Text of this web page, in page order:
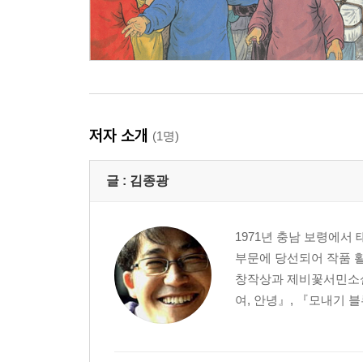
저자 소개 (1명)
글 : 김종광
1971년 충남 보령에서
부문에 당선되어 작품
창작상과 제비꽃서민
여, 안녕』, 『모내기